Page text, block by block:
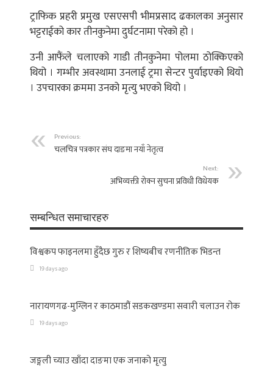
ट्राफिक प्रहरी प्रमुख एसएसपी भीमप्रसाद ढकालका अनुसार
भट्टराईको कार तीनकुनेमा दुर्घटनामा परेको हो ।
उनी आफैंले चलाएको गाडी तीनकुनेमा पोलमा ठोक्किएको
थियो । गम्भीर अवस्थामा उनलाई ट्रमा सेन्टर पुर्याइएको थियो
। उपचारका क्रममा उनको मृत्यु भएको थियो ।
Previous:
चलचित्र पत्रकार संघ दाङमा नयाँ नेतृत्व
Next:
अभिव्यक्ती राेक्न सुचना प्रविधी विधेयक
सम्बन्धित समाचारहरु
विश्वकप फाइनलमा हुँदैछ गुरु र शिष्यबीच रणनीतिक भिडन्त
19 days ago
नारायणगढ-मुग्लिन र काठमाडौं सडकखण्डमा सवारी चलाउन रोक
19 days ago
जङ्गली च्याउ खाँदा दाङमा एक जनाको मृत्यु